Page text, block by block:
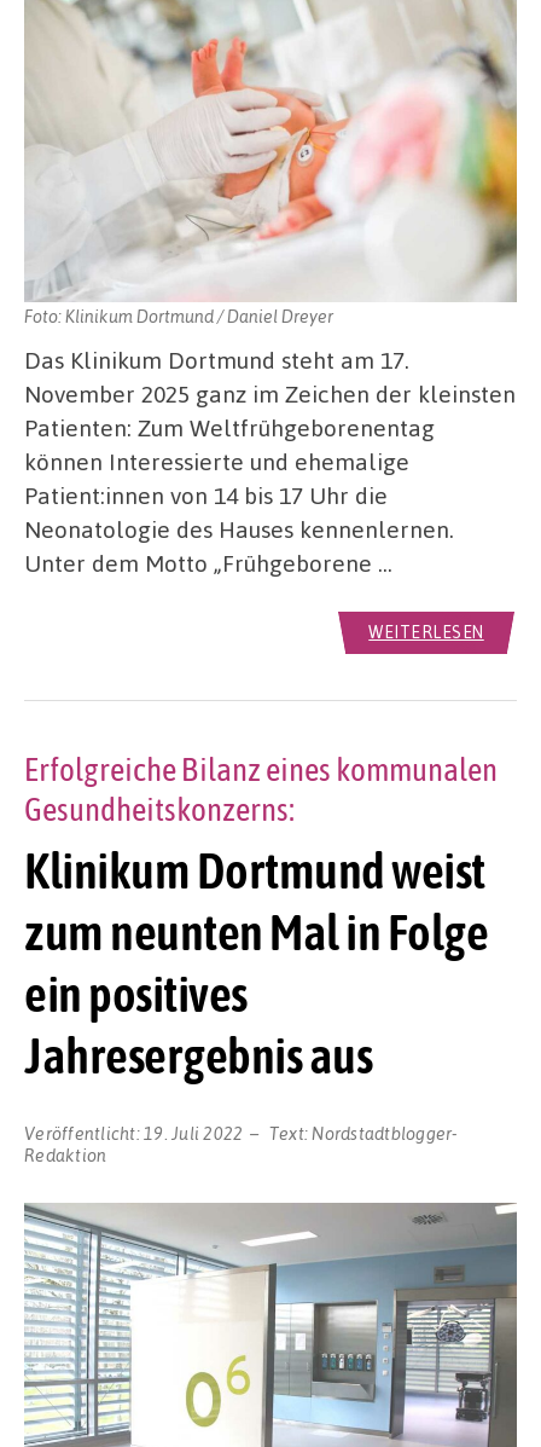
Foto: Klinikum Dortmund / Daniel Dreyer
Das Klinikum Dortmund steht am 17.
November 2025 ganz im Zeichen der kleinsten
Patienten: Zum Weltfrühgeborenentag
können Interessierte und ehemalige
Patient:innen von 14 bis 17 Uhr die
Neonatologie des Hauses kennenlernen.
Unter dem Motto „Frühgeborene …
WEITERLESEN
Klinikum Dortmund weist
zum neunten Mal in Folge
ein positives
Jahresergebnis aus
Erfolgreiche Bilanz eines kommunalen
Gesundheitskonzerns:
Veröffentlicht: 19. Juli 2022 Text: Nordstadtblogger-
Redaktion